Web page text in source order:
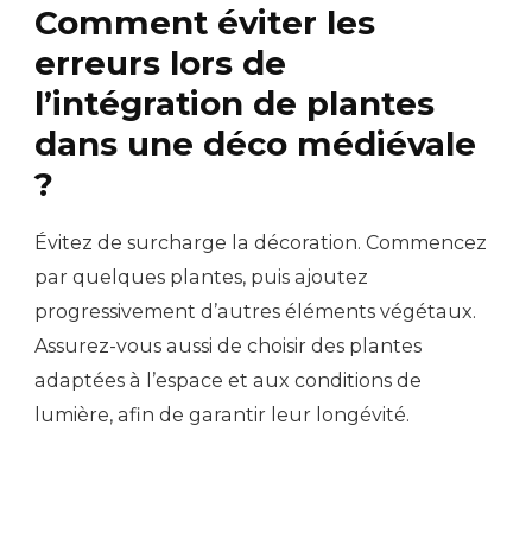
Comment éviter les
erreurs lors de
l’intégration de plantes
dans une déco médiévale
?
Évitez de surcharge la décoration. Commencez
par quelques plantes, puis ajoutez
progressivement d’autres éléments végétaux.
Assurez-vous aussi de choisir des plantes
adaptées à l’espace et aux conditions de
lumière, afin de garantir leur longévité.